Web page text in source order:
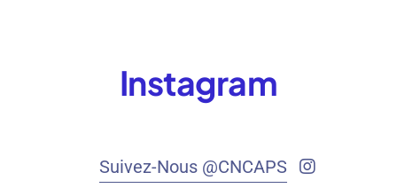
Instagram
Suivez-Nous @CNCAPS